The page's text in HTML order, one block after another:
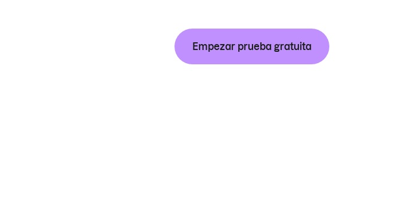
Empezar prueba gratuita